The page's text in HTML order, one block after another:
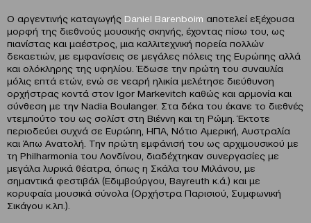
Ο αργεντινής καταγωγής Daniel Barenboim αποτελεί εξέχουσα
μορφή της διεθνούς μουσικής σκηνής, έχοντας πίσω του, ως
πιανίστας και μαέστρος, μια καλλιτεχνική πορεία πολλών
δεκαετιών, με εμφανίσεις σε μεγάλες πόλεις της Ευρώπης αλλά
και ολόκληρης της υφηλίου. Έδωσε την πρώτη του συναυλία
μόλις επτά ετών, ενώ σε νεαρή ηλικία μελέτησε διεύθυνση
ορχήστρας κοντά στον Igor Markevitch καθώς και αρμονία και
σύνθεση με την Nadia Boulanger. Στα δέκα του έκανε το διεθνές
ντεμπούτο του ως σολίστ στη Βιέννη και τη Ρώμη. Έκτοτε
περιοδεύει συχνά σε Ευρώπη, ΗΠΑ, Νότιο Αμερική, Αυστραλία
και Άπω Ανατολή. Την πρώτη εμφάνισή του ως αρχιμουσικού με
τη Philharmonia του Λονδίνου, διαδέχτηκαν συνεργασίες με
μεγάλα λυρικά θέατρα, όπως η Σκάλα του Μιλάνου, με
σημαντικά φεστιβάλ (Εδιμβούργου, Bayreuth κ.ά.) και με
κορυφαία μουσικά σύνολα (Ορχήστρα Παρισιού, Συμφωνική
Σικάγου κ.λπ.).